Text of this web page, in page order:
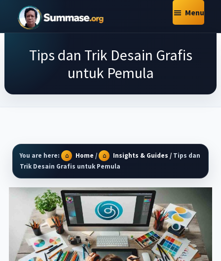
main
primary
footerSummase.Org
Daily
Inspiration
Stories
That
Menu
Tips dan Trik Desain Grafis
untuk Pemula
You are here: Home / Insights & Guides / Tips dan
Trik Desain Grafis untuk Pemula